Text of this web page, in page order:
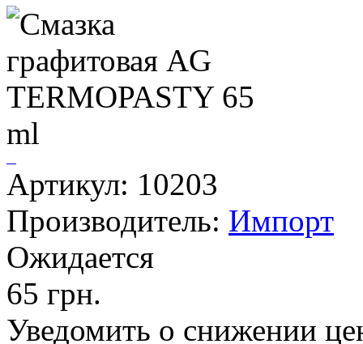
Артикул: 10203
Производитель: Импорт
Ожидается
65 грн.
Уведомить о снижении